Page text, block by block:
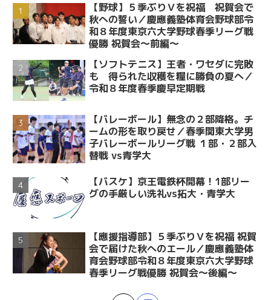
【野球】５季ぶりＶを祝福 祝賀会で
秋への誓い／慶應義塾体育会野球部令
和８年度東京六大学野球春季リーグ戦
優勝 祝賀会～前編～
【ソフトテニス】王者・ワセダに完敗
も 得られた収穫を糧に勝負の夏へ／
令和８年度春季慶早定期戦
【バレーボール】無念の２部降格。チ
ームの形を取り戻せ／春季関東大学男
子バレーボールリーグ戦 １部・２部入
替戦 vs青学大
【バスケ】京王電鉄杯開幕！1部リー
グの手厳しい洗礼vs拓大・青学大
【應援指導部】５季ぶりＶを祝福 祝賀
会で届けた秋へのエール／慶應義塾体
育会野球部令和８年度東京六大学野球
春季リーグ戦優勝 祝賀会～後編～